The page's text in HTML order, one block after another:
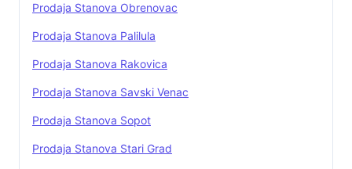
Prodaja Stanova Obrenovac
Prodaja Stanova Palilula
Prodaja Stanova Rakovica
Prodaja Stanova Savski Venac
Prodaja Stanova Sopot
Prodaja Stanova Stari Grad